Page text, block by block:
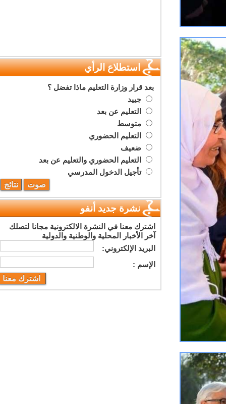
استطلاع الرأي
بعد قرار وزارة التعليم ماذا تفضل ؟
جييد
التعليم عن بعد
متوسط
التعليم الحضوري
ضعيف
التعليم الحضوري والتعليم عن بعد
تأجيل الدخول المدرسي
نشرة جديد أنفو
اشترك معنا في النشرة الالكترونية مجانا لتصلك
آخر الأخبار المحلية والوطنية والدولية
البريد اﻹلكتروني:
اﻹسم :